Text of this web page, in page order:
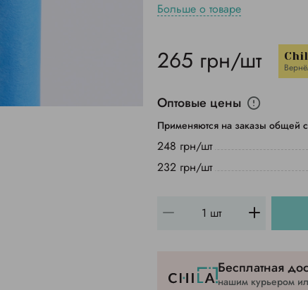
Больше о товаре
265 грн/шт
Оптовые цены
Применяются на заказы общей
248 грн/шт
232 грн/шт
Бесплатная
нашим курьером